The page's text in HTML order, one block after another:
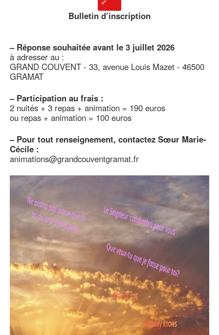
Bulletin d’inscription
– Réponse souhaitée avant le 3 juillet 2026
à adresser au :
GRAND COUVENT - 33, avenue Louis Mazet - 46500
GRAMAT
– Participation au frais :
2 nuités + 3 repas + animation = 190 euros
ou repas + animation = 100 euros
– Pour tout renseignement, contactez Sœur Marie-
Cécile :
animations@grandcouventgramat.fr